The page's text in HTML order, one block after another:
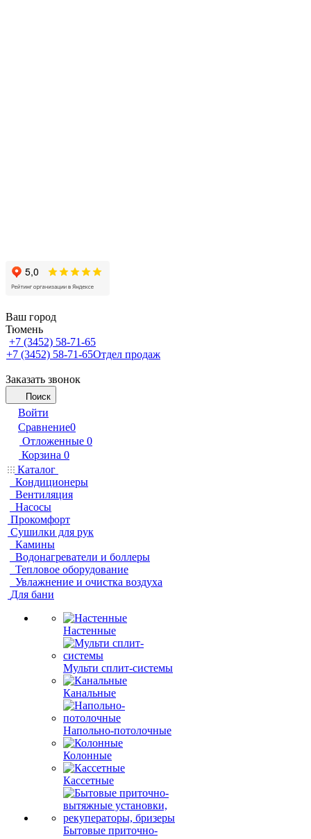
Ваш город
Тюмень
+7 (3452) 58-71-65
+7 (3452) 58-71-65Отдел продаж
Заказать звонок
Поиск
Войти
Сравнение0
Отложенные 0
Корзина 0
Каталог
Кондиционеры
Вентиляция
Насосы
Прокомфорт
Сушилки для рук
Камины
Водонагреватели и боллеры
Тепловое оборудование
Увлажнение и очистка воздуха
Для бани
Настенные
Мульти сплит-системы
Канальные
Напольно-потолочные
Колонные
Кассетные
Бытовые приточно-